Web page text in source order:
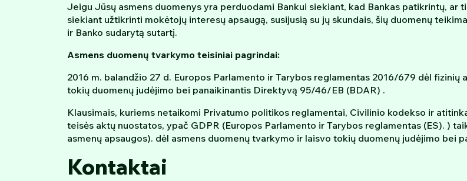
Jeigu Jūsų asmens duomenys yra perduodami Bankui siekiant, kad Bankas patikrintų,
siekiant užtikrinti mokėtojų interesų apsaugą, susijusią su jų skundais, šių duomenų
ir Banko sudarytą sutartį.
Asmens duomenų tvarkymo teisiniai pagrindai:
2016 m. balandžio 27 d. Europos Parlamento ir Tarybos reglamentas 2016/679 dėl fizinių
tokių duomenų judėjimo bei panaikinantis Direktyvą 95/46/EB (BDAR) .
Klausimais, kuriems netaikomi Privatumo politikos reglamentai, Civilinio kodekso ir
teisės aktų nuostatos, ypač GDPR (Europos Parlamento ir Tarybos reglamentas (ES). )
asmenų apsaugos). dėl asmens duomenų tvarkymo ir laisvo tokių duomenų judėjimo bei
Kontaktai